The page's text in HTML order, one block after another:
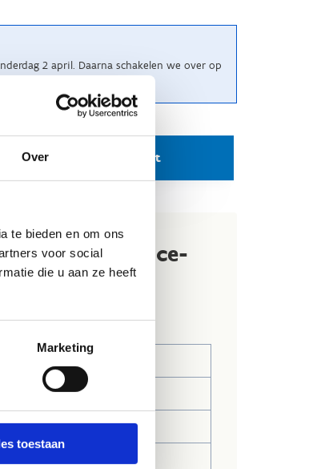
Over
te bieden en om ons
voor social
die u aan ze heeft
Marketing
toestaan
2 april. Daarna schakelen we over op
je uitnodigingskaart
't Ninja's On Ice-
beschikbaar op:
15.00 - 17.00 uur
13.00 - 15.00 uur